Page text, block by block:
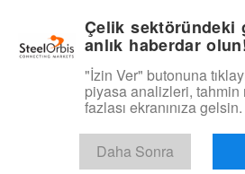
Ücretsiz
Çelik sektöründeki
anlık haberdar
"İzin Ver" butonuna
piyasa analizleri, tahmin
fazlası ekranınıza gelsin.
Daha Sonra